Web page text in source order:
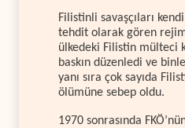
Filistinli savaşçıları
tehdit olarak gören
ülkedeki Filistin mülteci
baskın düzenledi ve
yanı sıra çok sayıda
ölümüne sebep oldu.
1970 sonrasında